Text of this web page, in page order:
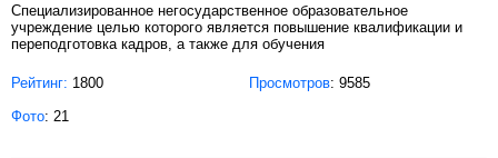
Специализированное негосударственное образовательное
учреждение целью которого является повышение квалификации и
переподготовка кадров, а также для обучения
Рейтинг: 1800 Просмотров: 9585
Фото: 21